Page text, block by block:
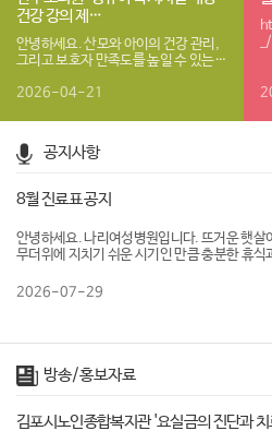
건강 강의 제…
안녕하세요. 산모와 아이의 건강 관리,
그리고 보호자 만족도를 높일 수 있는
자 연락드립…
2026-04-21
공지사항
8월 진료표 공지
안녕하세요. 나리여성병원입니다. 뜨거운 햇살이 이어지는 8월입니다.
무더위에 지치기 쉬운 시기인 만큼 충분한 휴식
원…
2026-07-29
방송/홍보자료
김포시노인종합복지관 '요실금